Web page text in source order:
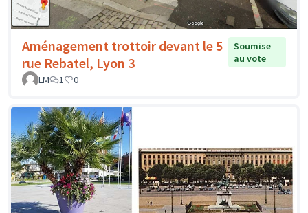
Aménagement trottoir devant le 5
rue Rebatel, Lyon 3
Soumise
au vote
LM
1 0